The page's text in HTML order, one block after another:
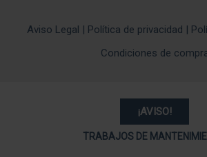
Aviso Legal | Política de privacidad |
Condiciones de
¡AVISO!
TRABAJOS DE